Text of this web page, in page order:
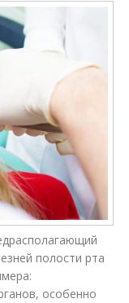
полости рта
особенно